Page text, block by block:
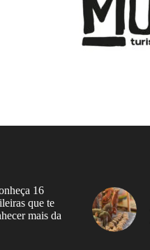
16
que te
mais da